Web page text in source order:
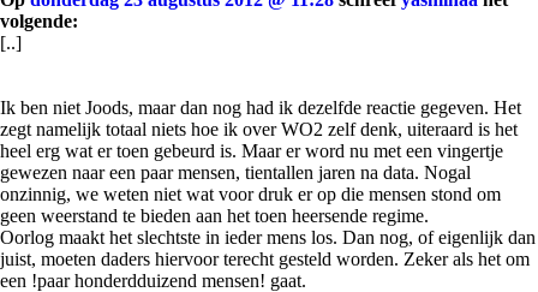
volgende:
[..]
Ik ben niet Joods, maar dan nog had ik dezelfde reactie gegeven. Het
zegt namelijk totaal niets hoe ik over WO2 zelf denk, uiteraard is het
heel erg wat er toen gebeurd is. Maar er word nu met een vingertje
gewezen naar een paar mensen, tientallen jaren na data. Nogal
onzinnig, we weten niet wat voor druk er op die mensen stond om
geen weerstand te bieden aan het toen heersende regime.
Oorlog maakt het slechtste in ieder mens los. Dan nog, of eigenlijk dan
juist, moeten daders hiervoor terecht gesteld worden. Zeker als het om
een !paar honderdduizend mensen! gaat.